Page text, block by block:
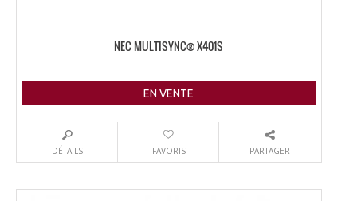
NEC MULTISYNC® X401S
EN VENTE
DÉTAILS FAVORIS PARTAGER